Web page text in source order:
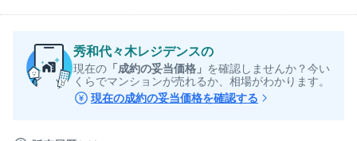
秀和代々木レジデンスの
現在の 「成約の妥当価格」 を確認しませんか？今い
くらでマンションが売れるか、相場がわかります。
現在の成約の妥当価格を確認する